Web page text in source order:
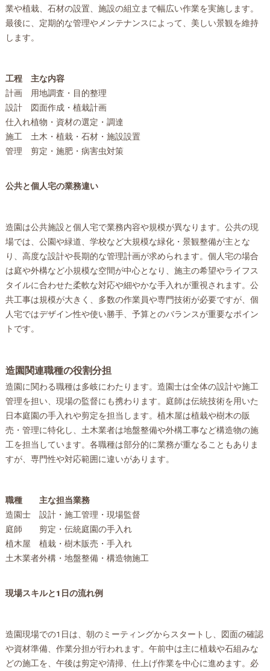
業や植栽、石材の設置、施設の組立まで幅広い作業を実施します。
最後に、定期的な管理やメンテナンスによって、美しい景観を維持
します。
工程
主な内容
計画
用地調査・目的整理
設計
図面作成・植栽計画
仕入れ植物・資材の選定・調達
施工
土木・植栽・石材・施設設置
管理
剪定・施肥・病害虫対策
公共と個人宅の業務違い
造園は公共施設と個人宅で業務内容や規模が異なります。公共の現
場では、公園や緑道、学校など大規模な緑化・景観整備が主とな
り、高度な設計や長期的な管理計画が求められます。個人宅の場合
は庭や外構など小規模な空間が中心となり、施主の希望やライフス
タイルに合わせた柔軟な対応や細やかな手入れが重視されます。公
共工事は規模が大きく、多数の作業員や専門技術が必要ですが、個
人宅ではデザイン性や使い勝手、予算とのバランスが重要なポイン
トです。
造園関連職種の役割分担
造園に関わる職種は多岐にわたります。造園士は全体の設計や施工
管理を担い、現場の監督にも携わります。庭師は伝統技術を用いた
日本庭園の手入れや剪定を担当します。植木屋は植栽や樹木の販
売・管理に特化し、土木業者は地盤整備や外構工事など構造物の施
工を担当しています。各職種は部分的に業務が重なることもありま
すが、専門性や対応範囲に違いがあります。
職種
主な担当業務
造園士
設計・施工管理・現場監督
庭師
剪定・伝統庭園の手入れ
植木屋
植栽・樹木販売・手入れ
土木業者外構・地盤整備・構造物施工
現場スキルと1日の流れ例
造園現場での1日は、朝のミーティングからスタートし、図面の確認
や資材準備、作業分担が行われます。午前中は主に植栽や石組みな
どの施工を、午後は剪定や清掃、仕上げ作業を中心に進めます。必